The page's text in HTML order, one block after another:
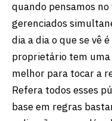
quando pensamos
gerenciados
dia a dia o que se vê
proprietário tem
melhor para tocar a
Refera todos esses
base em regras